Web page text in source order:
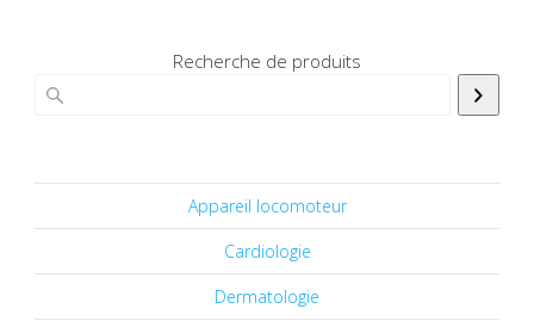
Recherche de produits
Appareil locomoteur
Cardiologie
Dermatologie